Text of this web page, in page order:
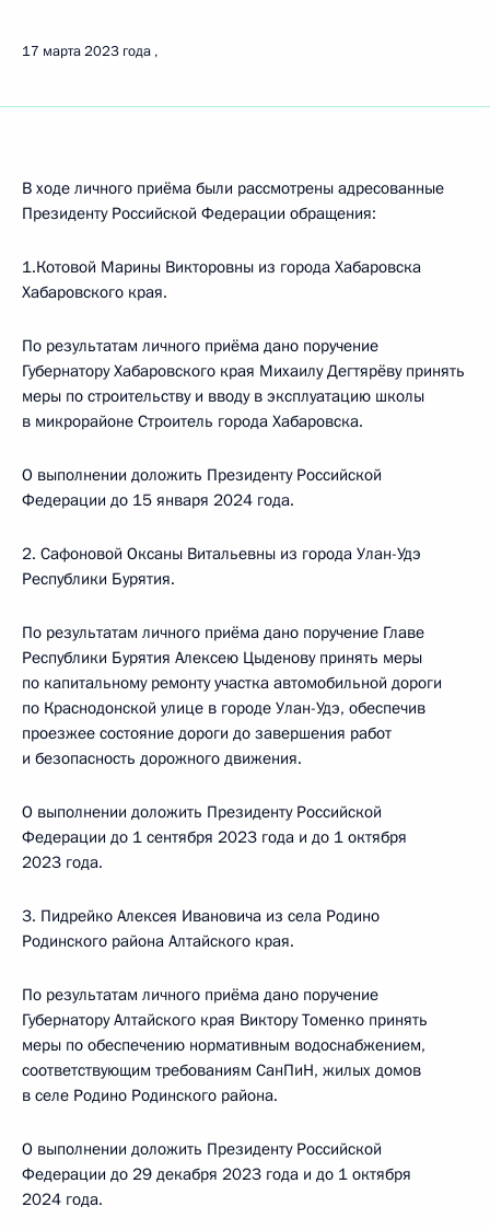
17 марта 2023 года
В ходе личного приёма были рассмотрены адресованные
Президенту Российской Федерации обращения:
1.Котовой Марины Викторовны из города Хабаровска
Хабаровского края.
По результатам личного приёма дано поручение
Губернатору Хабаровского края Михаилу Дегтярёву принять
меры по строительству и вводу в эксплуатацию школы
в микрорайоне Строитель города Хабаровска.
О выполнении доложить Президенту Российской
Федерации до 15 января 2024 года.
2. Сафоновой Оксаны Витальевны из города Улан-Удэ
Республики Бурятия.
По результатам личного приёма дано поручение Главе
Республики Бурятия Алексею Цыденову принять меры
по капитальному ремонту участка автомобильной дороги
по Краснодонской улице в городе Улан-Удэ, обеспечив
проезжее состояние дороги до завершения работ
и безопасность дорожного движения.
О выполнении доложить Президенту Российской
Федерации до 1 сентября 2023 года и до 1 октября
2023 года.
3. Пидрейко Алексея Ивановича из села Родино
Родинского района Алтайского края.
По результатам личного приёма дано поручение
Губернатору Алтайского края Виктору Томенко принять
меры по обеспечению нормативным водоснабжением,
соответствующим требованиям СанПиН, жилых домов
в селе Родино Родинского района.
О выполнении доложить Президенту Российской
Федерации до 29 декабря 2023 года и до 1 октября
2024 года.